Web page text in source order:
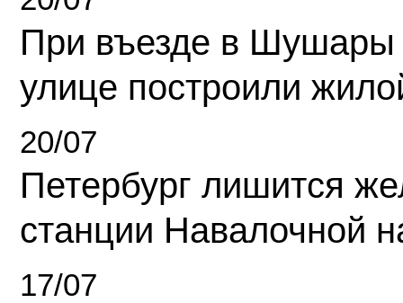
При въезде в Шушары
улице построили
20/07
Петербург лишится
станции Навалочной
17/07